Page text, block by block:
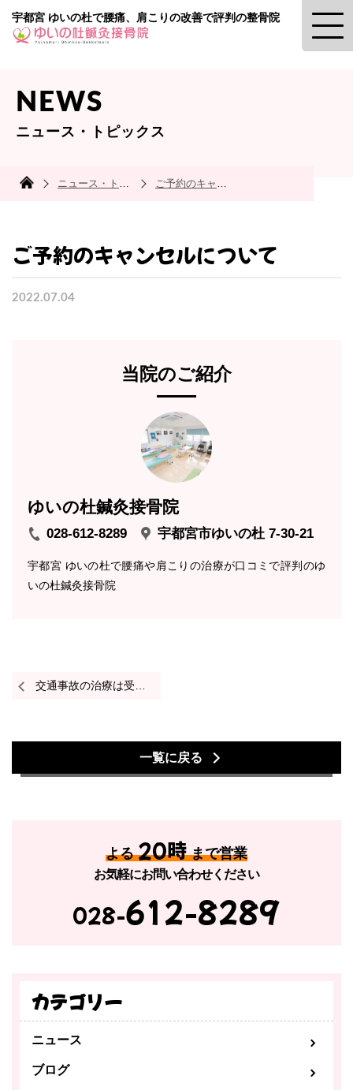
宇都宮 ゆいの杜で腰痛、肩こりの改善で評判の整骨院
NEWS
ニュース・トピックス
ニュース・トピック ご予約のキャンセルについて
ご予約のキャンセルについて
2022.07.04
当院のご紹介
ゆいの杜鍼灸接骨院
028-612-8289 宇都宮市ゆいの杜 7-30-21
宇都宮 ゆいの杜で腰痛や肩こりの治療が口コミで評判のゆ
いの杜鍼灸接骨院
交通事故の治療は受けられますか？
一覧に戻る
よる20時まで営業
お気軽にお問い合わせください
028-612-8289
カテゴリー
ニュース
ブログ